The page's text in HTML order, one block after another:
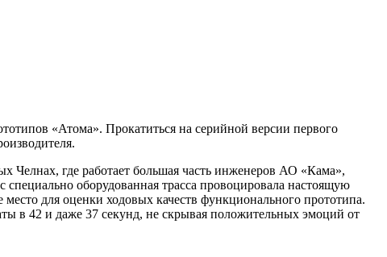
«Атома». Прокатиться на серийной версии первого
Челнах, где работает большая часть инженеров АО «Кама»,
специально оборудованная трасса провоцировала настоящую
для оценки ходовых качеств функционального прототипа.
в 42 и даже 37 секунд, не скрывая положительных эмоций от